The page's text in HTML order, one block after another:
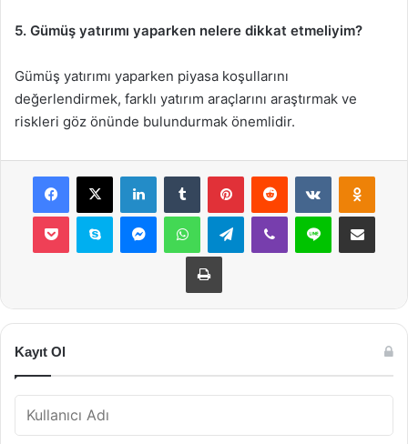
5. Gümüş yatırımı yaparken nelere dikkat etmeliyim?
Gümüş yatırımı yaparken piyasa koşullarını
değerlendirmek, farklı yatırım araçlarını araştırmak ve
riskleri göz önünde bulundurmak önemlidir.
Facebook
X LinkedInTumblr PinterestReddit VKontakte
Pocket Skype MessengerWhatsAppTelegramViber Line E-Posta ile
Yazdır
Kayıt Ol